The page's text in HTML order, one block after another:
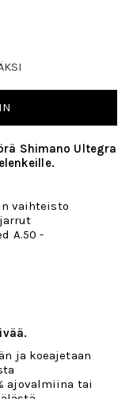
Shimano Ultegra
vaihteisto
A.50 -
ja koeajetaan
ajovalmiina tai